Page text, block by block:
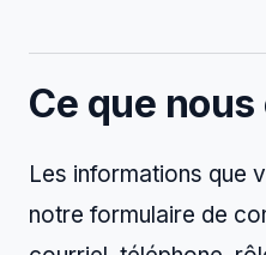
Ce que
Les informations que
notre formulaire de